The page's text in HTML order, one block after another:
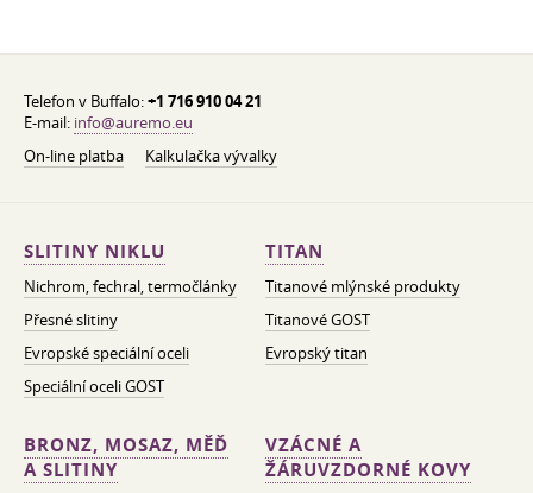
Telefon v Buffalo:+1 716 910 04 21
E-mail: info@auremo.eu
On-line platba
Kalkulačka vývalky
SLITINY NIKLU
Nichrom, fechral, termočlánky
Přesné slitiny
Evropské speciální oceli
Speciální oceli GOST
TITAN
Titanové mlýnské produkty
Titanové GOST
Evropský titan
BRONZ, MOSAZ, MĚĎ
A SLITINY
VZÁCNÉ A
ŽÁRUVZDORNÉ KOVY